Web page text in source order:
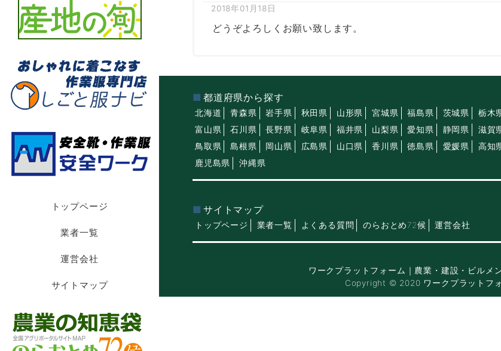
トップページ
業者一覧
運営会社
サイトマップ
2018年01月18日
どうぞよろしくお願い致します。
都道府県から探す
北海道 青森県 岩手県 秋田県 山形県 宮城県 福島県 茨城県 栃木
富山県
石川県 長野県 岐阜県 福井県 山梨県 愛知県 静岡県 滋賀
鳥取県
島根県 岡山県 広島県 山口県 香川県 徳島県 愛媛県 高知
鹿児島県
沖縄県
サイトマップ
トップページ 業者一覧 よくある質問 のらおとめ72候 運営会社
ワークプラットフォーム｜農業・建設・ビルメ
Copyright © 2020 ワークプラットフ